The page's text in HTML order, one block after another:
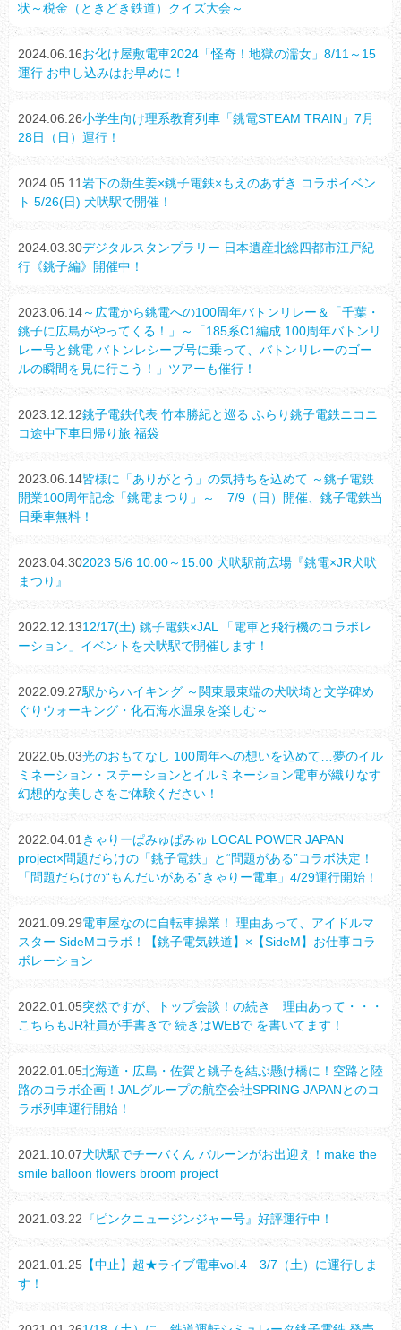
状～税金（ときどき鉄道）クイズ大会～
2024.06.16お化け屋敷電車2024「怪奇！地獄の濡女」8/11～15
運行 お申し込みはお早めに！
2024.06.26小学生向け理系教育列車「銚電STEAM TRAIN」7月
28日（日）運行！
2024.05.11岩下の新生姜×銚子電鉄×もえのあずき コラボイベン
ト 5/26(日) 犬吠駅で開催！
2024.03.30デジタルスタンプラリー 日本遺産北総四都市江戸紀
行《銚子編》開催中！
2023.06.14～広電から銚電への100周年バトンリレー＆「千葉・
銚子に広島がやってくる！」～「185系C1編成 100周年バトンリ
レー号と銚電 バトンレシーブ号に乗って、バトンリレーのゴー
ルの瞬間を見に行こう！」ツアーも催行！
2023.12.12銚子電鉄代表 竹本勝紀と巡る ふらり銚子電鉄ニコニ
コ途中下車日帰り旅 福袋
2023.06.14皆様に「ありがとう」の気持ちを込めて ～銚子電鉄
開業100周年記念「銚電まつり」～ 7/9（日）開催、銚子電鉄当
日乗車無料！
2023.04.302023 5/6 10:00～15:00 犬吠駅前広場『銚電×JR犬吠
まつり』
2022.12.1312/17(土) 銚子電鉄×JAL 「電車と飛行機のコラボレ
ーション」イベントを犬吠駅で開催します！
2022.09.27駅からハイキング ～関東最東端の犬吠埼と文学碑め
ぐりウォーキング・化石海水温泉を楽しむ～
2022.05.03光のおもてなし 100周年への想いを込めて…夢のイル
ミネーション・ステーションとイルミネーション電車が織りなす
幻想的な美しさをご体験ください！
2022.04.01きゃりーぱみゅぱみゅ LOCAL POWER JAPAN
project×問題だらけの「銚子電鉄」と“問題がある”コラボ決定！
「問題だらけの“もんだいがある”きゃりー電車」4/29運行開始！
2021.09.29電車屋なのに自転車操業！ 理由あって、アイドルマ
スター SideMコラボ！【銚子電気鉄道】×【SideM】お仕事コラ
ボレーション
2022.01.05突然ですが、トップ会談！の続き 理由あって・・・
こちらもJR社員が手書きで 続きはWEBで を書いてます！
2022.01.05北海道・広島・佐賀と銚子を結ぶ懸け橋に！空路と陸
路のコラボ企画！JALグループの航空会社SPRING JAPANとのコ
ラボ列車運行開始！
2021.10.07犬吠駅でチーバくん バルーンがお出迎え！make the
smile balloon flowers broom project
2021.03.22 『ピンクニュージンジャー号』好評運行中！
2021.01.25 【中止】超★ライブ電車vol.4 3/7（土）に運行しま
す！